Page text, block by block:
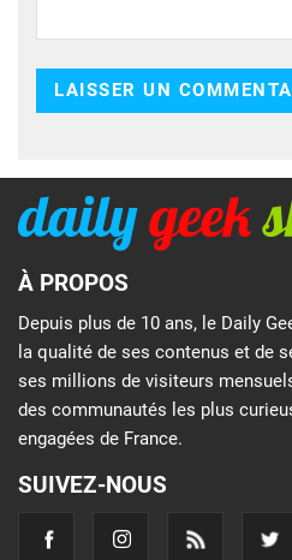
À PROPOS
Depuis plus de 10 ans, le Daily
la qualité de ses contenus et de
ses millions de visiteurs
des communautés les plus
engagées de France.
SUIVEZ-NOUS